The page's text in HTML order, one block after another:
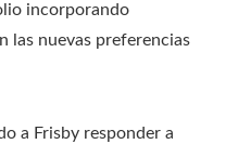
incorporando
las nuevas preferencias
a Frisby responder a